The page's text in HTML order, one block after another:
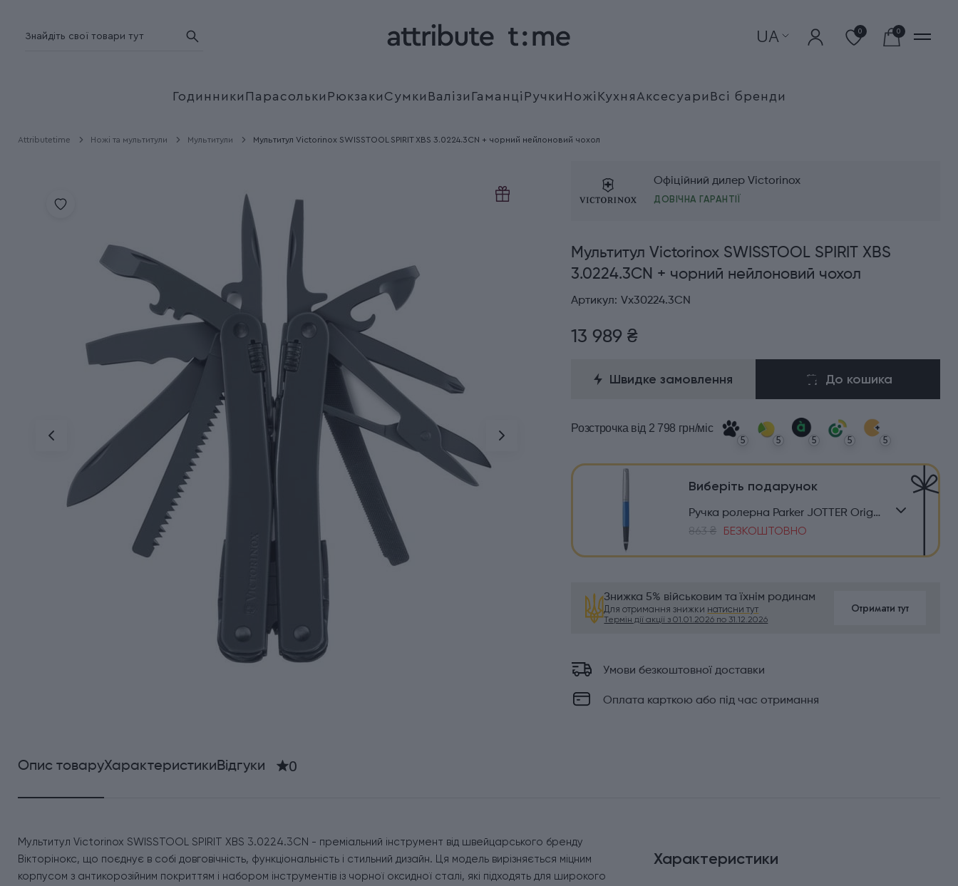
UA 0 0
Годинники Парасольки Рюкзаки Сумки Валізи Гаманці Ручки Ножі Кухня Аксесуари Всі бренди
Attributetime Ножі та мультитули Мультитули Мультитул Victorinox SWISSTOOL SPIRIT XBS 3.0224.3CN + чорний нейлоновий чохол
Офіційний дилер Victorinox
ДОВІЧНА ГАРАНТІЇ
Мультитул Victorinox SWISSTOOL SPIRIT XBS
3.0224.3CN + чорний нейлоновий чохол
Артикул: Vx30224.3CN
13 989 ₴
Швидке замовлення До кошика
Розстрочка від 2 798 грн/міс
5 5 5 5 5
Виберіть подарунок
Ручка ролерна Parker JOTTER Originals Blue CT RB
863 ₴ БЕЗКОШТОВНО
Знижка 5% військовим та їхнім родинам
Для отримання знижки натисни тут
Термін дії акції з 01.01.2026 по 31.12.2026
Отримати тут
Умови безкоштовної доставки
Оплата карткою або під час отримання
Опис товаруХарактеристикиВідгуки 0
Мультитул Victorinox SWISSTOOL SPIRIT XBS 3.0224.3CN - преміальний інструмент від швейцарського бренду
Вікторінокс, що поєднує в собі довговічність, функціональність і стильний дизайн. Ця модель вирізняється міцним
корпусом з антикорозійним покриттям і набором інструментів із чорної оксидної сталі, які підходять для широкого
Характеристики